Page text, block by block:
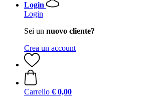
Login
Login
Sei un nuovo cliente?
Crea un account
Carrello € 0,00